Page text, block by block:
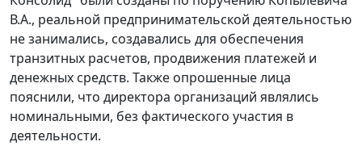
В.А., реальной предпринимательской деятельностью
не занимались, создавались для обеспечения
транзитных расчетов, продвижения платежей и
денежных средств. Также опрошенные лица
пояснили, что директора организаций являлись
номинальными, без фактического участия в
деятельности.